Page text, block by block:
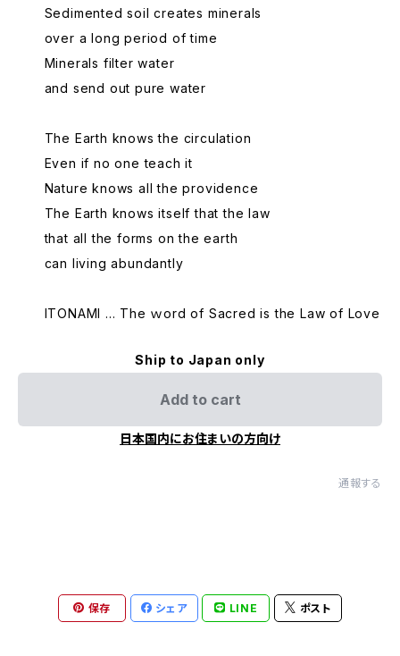
Sedimented soil creates minerals
over a long period of time
Minerals filter water
and send out pure water
The Earth knows the circulation
Even if no one teach it
Nature knows all the providence
The Earth knows itself that the law
that all the forms on the earth
can living abundantly
ITONAMI ... The ｗord of Sacred is the Law of Love
Ship to Japan only
Add to cart
日本国内にお住まいの方向け
通報する
保存 シェア LINE ポスト